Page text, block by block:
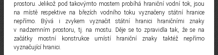
prostoru. Jelikož pod takovýmto mostem probíhá hraniční vodní tok, jsou
na místě respektive na březích vodního toku vyznačeny státní hranice
nepřímo. Bývá i zvykem vyznačit státní hranici hraničními znaky
v nadzemním prostoru, tj. na mostu. Děje se to zpravidla tak, že se na
začátky mostní konstrukce umístí hraniční znaky taktéž nepřímo
vyznačující hranici.